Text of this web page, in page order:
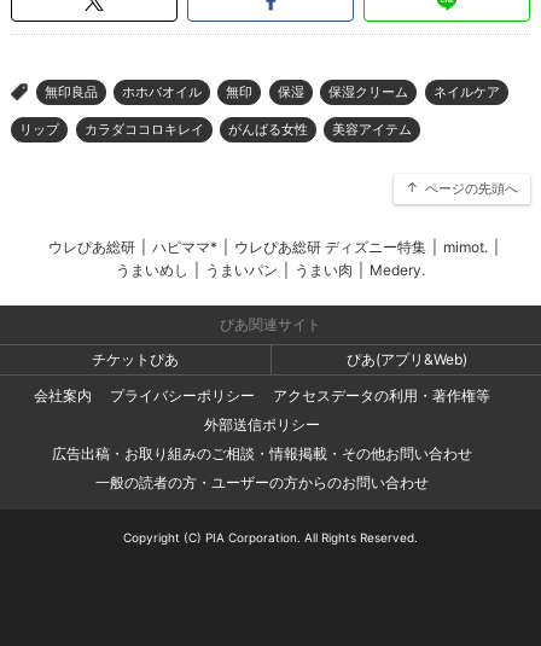
> 無印良品 ホホバオイル 無印 保湿 保湿クリーム ネイルケア
リップ カラダココロキレイ がんばる女性 美容アイテム
ページの先頭へ
ウレぴあ総研 ハピママ* ウレぴあ総研 ディズニー特集 mimot.
うまいめし
うまいパン うまい肉 Medery.
ぴあ関連サイト
チケットぴあ
ぴあ(アプリ&Web)
会社案内
プライバシーポリシー
アクセスデータの利用・著作権等
外部送信ポリシー
広告出稿・お取り組みのご相談・情報掲載・その他お問い合わせ
一般の読者の方・ユーザーの方からのお問い合わせ
Copyright (C) PIA Corporation. All Rights Reserved.